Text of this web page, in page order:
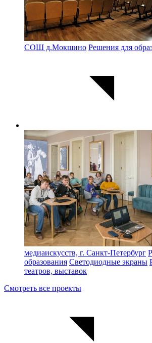
СОШ д.Мокшино Решения для
медиаискусств, г. Санкт-Петербург
образования Светодиодные экраны
театров, выставок
Смотреть все проекты